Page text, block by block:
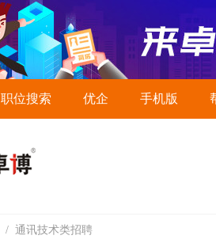
职位搜索 优企 手机版
/ 通讯技术类招聘